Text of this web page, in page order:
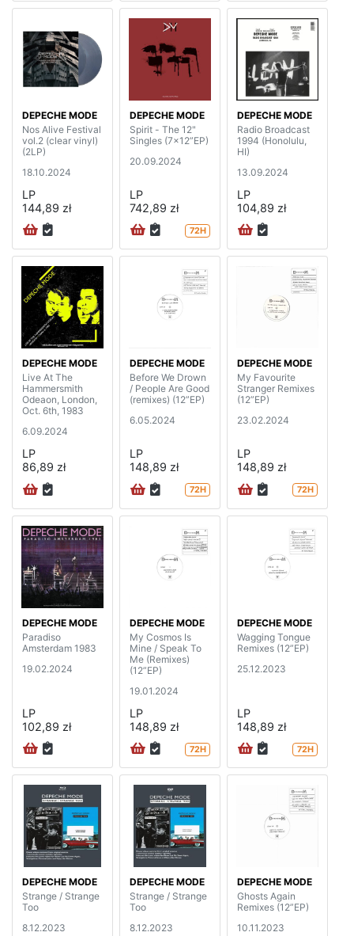
DEPECHE MODE
Nos Alive Festival
vol.2 (clear vinyl)
(2LP)
18.10.2024
LP
144,89 zł
DEPECHE MODE
Spirit - The 12"
Singles (7x12”EP)
20.09.2024
LP
742,89 zł
72H
DEPECHE MODE
Radio Broadcast
1994 (Honolulu,
HI)
13.09.2024
LP
104,89 zł
DEPECHE MODE
Live At The
Hammersmith
Odeaon, London,
Oct. 6th, 1983
6.09.2024
LP
86,89 zł
DEPECHE MODE
Before We Drown
/ People Are Good
(remixes) (12”EP)
6.05.2024
LP
148,89 zł
72H
DEPECHE MODE
My Favourite
Stranger Remixes
(12”EP)
23.02.2024
LP
148,89 zł
72H
DEPECHE MODE
Paradiso
Amsterdam 1983
19.02.2024
LP
102,89 zł
DEPECHE MODE
My Cosmos Is
Mine / Speak To
Me (Remixes)
(12”EP)
19.01.2024
LP
148,89 zł
72H
DEPECHE MODE
Wagging Tongue
Remixes (12”EP)
25.12.2023
LP
148,89 zł
72H
DEPECHE MODE
Strange / Strange
Too
8.12.2023
DEPECHE MODE
Strange / Strange
Too
8.12.2023
DEPECHE MODE
Ghosts Again
Remixes (12”EP)
10.11.2023